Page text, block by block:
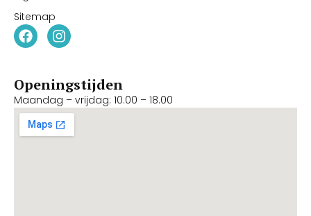
Sitemap
Openingstijden
Maandag – vrijdag: 10.00 – 18.00